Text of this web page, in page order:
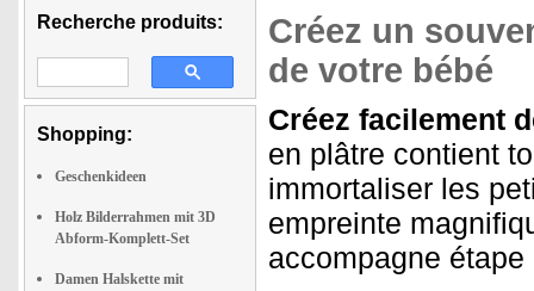
Recherche produits:
Shopping:
Geschenkideen
Holz Bilderrahmen mit 3D
Abform-Komplett-Set
Damen Halskette mit
Créez un
de votre bébé
Créez facilement
en plâtre contient
immortaliser les
empreinte
accompagne